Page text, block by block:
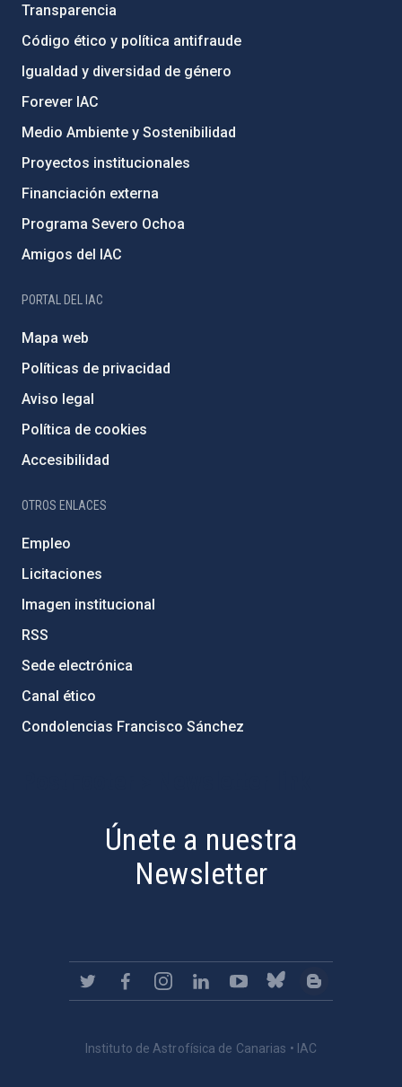
Transparencia
Código ético y política antifraude
Igualdad y diversidad de género
Forever IAC
Medio Ambiente y Sostenibilidad
Proyectos institucionales
Financiación externa
Programa Severo Ochoa
Amigos del IAC
PORTAL DEL IAC
Mapa web
Políticas de privacidad
Aviso legal
Política de cookies
Accesibilidad
OTROS ENLACES
Empleo
Licitaciones
Imagen institucional
RSS
Sede electrónica
Canal ético
Condolencias Francisco Sánchez
Únete a nuestra
Newsletter
Instituto de Astrofísica de Canarias • IAC